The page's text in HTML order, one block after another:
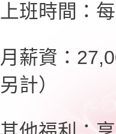
上班時間：
月薪資：
另計）